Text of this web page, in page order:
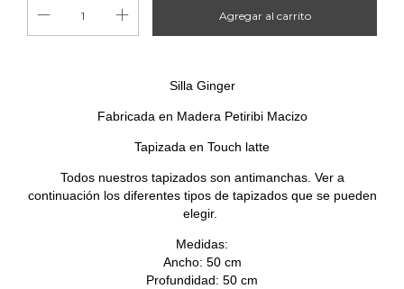
Silla Ginger
Fabricada en Madera Petiribi Macizo
Tapizada en Touch latte
Todos nuestros tapizados son antimanchas. Ver a
continuación los diferentes tipos de tapizados que se pueden
elegir.
Medidas:
Ancho: 50 cm
Profundidad: 50 cm